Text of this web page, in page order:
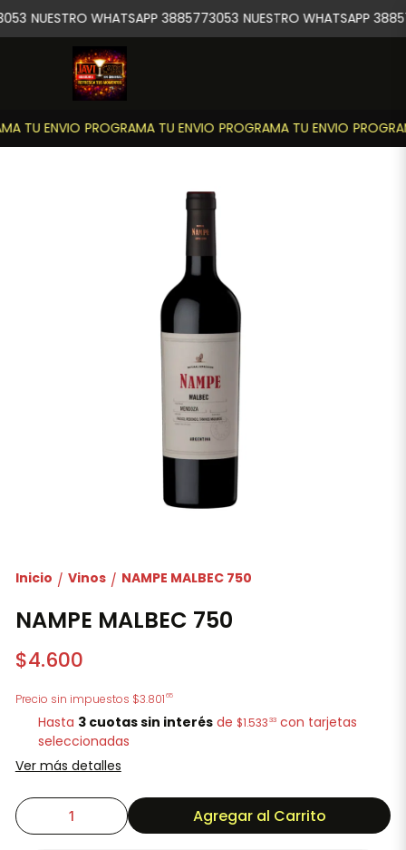
TU ENVIO PROGRAMA TU ENVIO PROGRAMA TU ENVIO
NUESTRO WHATSAPP 3885773053 NUESTRO WHATSAPP
Inicio / Vinos / NAMPE MALBEC 750
NAMPE MALBEC 750
$4.600
Precio sin impuestos $3.80165
Hasta 3 cuotas sin interés de $1.533 33 con tarjetas
seleccionadas
Ver más detalles
Agregar al Carrito